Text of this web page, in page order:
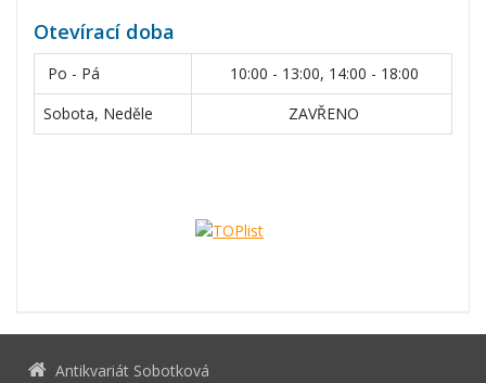
Otevírací doba
Po - Pá
10:00 - 13:00, 14:00 - 18:00
Sobota, Neděle
ZAVŘENO
Antikvariát Sobotková